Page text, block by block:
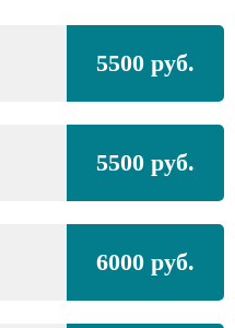
5500 руб.
5500 руб.
6000 руб.